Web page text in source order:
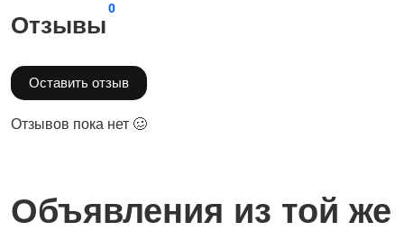
Отзывы
0
Оставить отзыв
Отзывов пока нет 🥴
Объявления из той же